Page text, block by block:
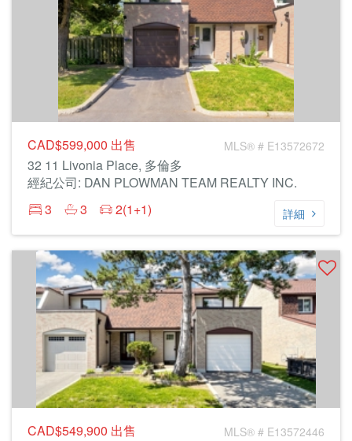
CAD$599,000 出售 MLS® # E13572672
32 11 Livonia Place, 多倫多
經紀公司: DAN PLOWMAN TEAM REALTY INC.
3
3 2(1+1) 詳細
CAD$549,900 出售 MLS® # E13572446